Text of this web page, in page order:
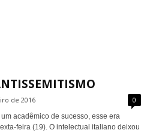
de 2016 0
acadêmico de sucesso, esse era
feira (19). O intelectual italiano deixou